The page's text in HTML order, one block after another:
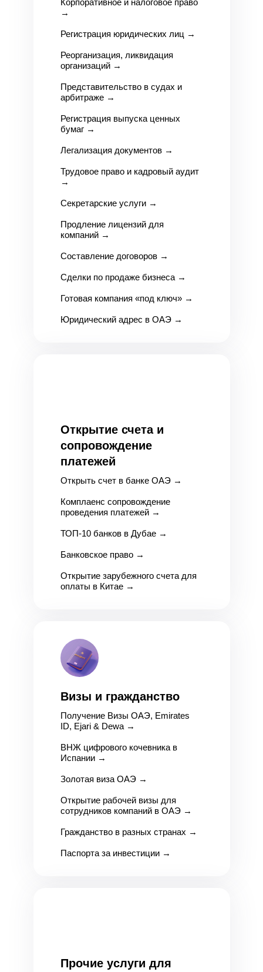
Корпоративное и налоговое право
→
Регистрация юридических лиц →
Реорганизация, ликвидация
организаций →
Представительство в судах и
арбитраже →
Регистрация выпуска ценных
бумаг →
Легализация документов →
Трудовое право и кадровый аудит
→
Секретарские услуги →
Продление лицензий для
компаний →
Составление договоров →
Сделки по продаже бизнеса →
Готовая компания «под ключ» →
Юридический адрес в ОАЭ →
Открытие счета и
сопровождение
платежей
Открыть счет в банке ОАЭ →
Комплаенс сопровождение
проведения платежей →
ТОП-10 банков в Дубае →
Банковское право →
Открытие зарубежного счета для
оплаты в Китае →
Визы и гражданство
Получение Визы ОАЭ, Emirates
ID, Ejari & Dewa →
ВНЖ цифрового кочевника в
Испании →
Золотая виза ОАЭ →
Открытие рабочей визы для
сотрудников компаний в ОАЭ →
Гражданство в разных странах →
Паспорта за инвестиции →
Прочие услуги для